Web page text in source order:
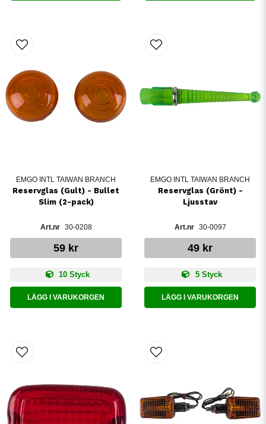
EMGO INTL TAIWAN BRANCH
Reservglas (Gult) - Bullet
Slim (2-pack)
30-0208
59 kr
10 Styck
LÄGG I VARUKORGEN
EMGO INTL TAIWAN BRANCH
Reservglas (Grönt) -
Ljusstav
30-0097
49 kr
5 Styck
LÄGG I VARUKORGEN